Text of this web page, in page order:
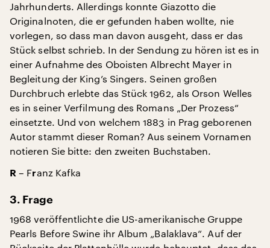
Jahrhunderts. Allerdings konnte Giazotto die
Originalnoten, die er gefunden haben wollte, nie
vorlegen, so dass man davon ausgeht, dass er das
Stück selbst schrieb. In der Sendung zu hören ist es in
einer Aufnahme des Oboisten Albrecht Mayer in
Begleitung der King’s Singers. Seinen großen
Durchbruch erlebte das Stück 1962, als Orson Welles
es in seiner Verfilmung des Romans „Der Prozess“
einsetzte. Und von welchem 1883 in Prag geborenen
Autor stammt dieser Roman? Aus seinem Vornamen
notieren Sie bitte: den zweiten Buchstaben.
R – Franz Kafka
3. Frage
1968 veröffentlichte die US-amerikanische Gruppe
Pearls Before Swine ihr Album „Balaklava“. Auf der